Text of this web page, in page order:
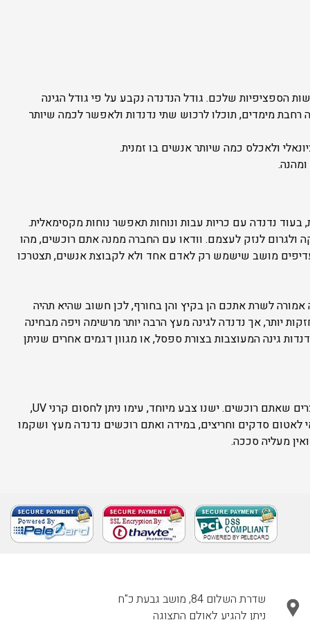
הספציפיות שלכם. גודל הנדנדה נקבע על פי גודל הגינה
רחבת מימדים, תוכלו לרכוש שתי נדנדות ולאפשר לכמה שיותר
ולאכלס כמה שיותר אנשים בו זמנית.
נדנדה עם כריות עבות ונוחות תאפשר נוחות מקסימאלית.
ולגרום לנזק לעצמם. וודאו עם החברה ממנה אתם רוכשים, מהו
מושב שישמש רק לאדם אחד ולא לקבוצת אנשים, תצטרכו
אמורה לשרת אתכם הן בקיץ והן בחורף, לכן חשוב שהיא תהיה
יותר, אך נדנדה לגינה מעץ הרבה יותר מרשימה ויפה מבחינה
גינה המעוצבות בצורת ספסל, או מגוון דגמים אחרים שניתן
בכדי שרהיטי הגינה יחזיקו מעמד מול קרני השמש ומול גשמי החורף, חשוב שתבחרו בגימור איכותי למוצרים שאתם רוכשים. ישנו צבע מיוחד, עימו ניתן לחסום קרני UV,
לאטום סדקים וחריצים, במידה ואתם רוכשים נדנדה מעץ ושקמו
מעליה סככה.
שדרת השלום 84, מושב גבעת כ"ח
ניתן להגיע לאולם התצוגה